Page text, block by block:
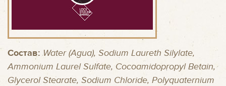
Состав: Water (Agua), Sodium Laureth Silylate,
Ammonium Laurel Sulfate, Cocoamidopropyl Betain,
Glycerоl Stearate, Sodium Chloride, Polyquaternium